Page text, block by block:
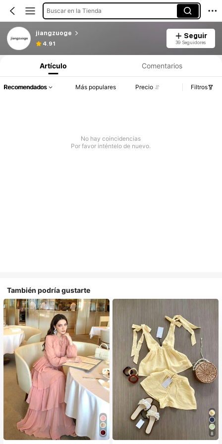
Buscar en la Tienda
jiangzuoge
4.91
Seguir
39 Seguidores
Artículo Comentarios
Recomendados Más populares Precio Filtros
No hay coincidencias
Por favor inténtelo de nuevo.
También podría gustarte
8